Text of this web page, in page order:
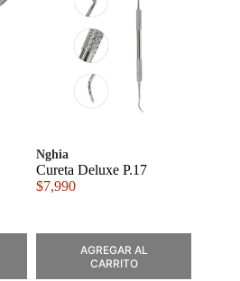
Nghia
Cureta Deluxe P.17
$7,990
AGREGAR AL
CARRITO